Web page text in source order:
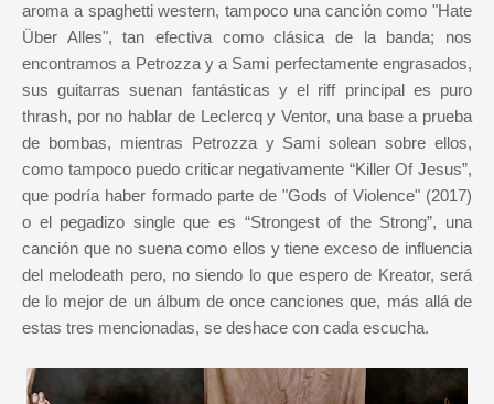
aroma a spaghetti western, tampoco una canción como "Hate
Über Alles", tan efectiva como clásica de la banda; nos
encontramos a Petrozza y a Sami perfectamente engrasados,
sus guitarras suenan fantásticas y el riff principal es puro
thrash, por no hablar de Leclercq y Ventor, una base a prueba
de bombas, mientras Petrozza y Sami solean sobre ellos,
como tampoco puedo criticar negativamente “Killer Of Jesus”,
que podría haber formado parte de "Gods of Violence" (2017)
o el pegadizo single que es “Strongest of the Strong”, una
canción que no suena como ellos y tiene exceso de influencia
del melodeath pero, no siendo lo que espero de Kreator, será
de lo mejor de un álbum de once canciones que, más allá de
estas tres mencionadas, se deshace con cada escucha.